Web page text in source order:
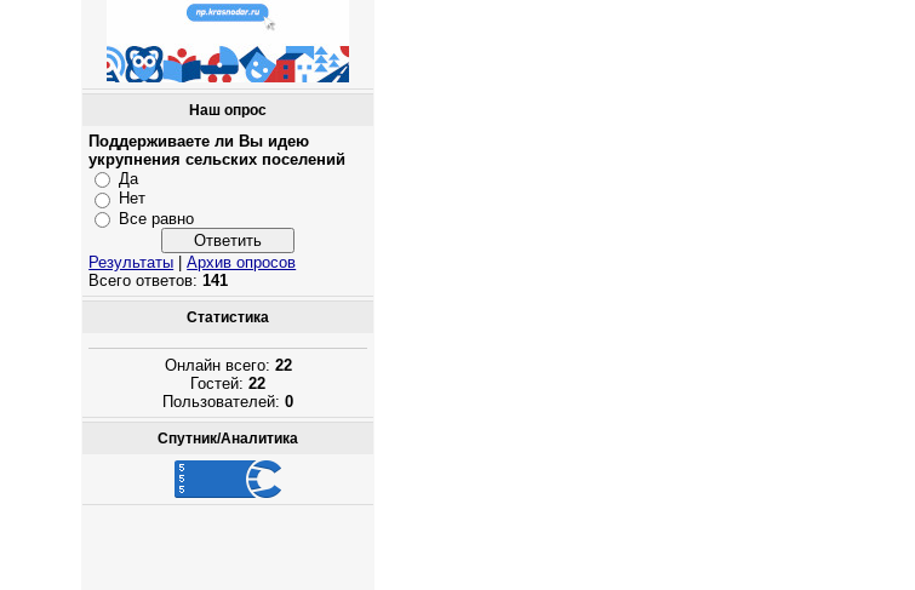
Наш опрос
Поддерживаете ли Вы идею
укрупнения сельских поселений
Да
Нет
Все равно
Результаты |Архив опросов
Всего ответов:141
Статистика
Онлайн всего: 22
Гостей:22
Пользователей:0
Спутник/Аналитика